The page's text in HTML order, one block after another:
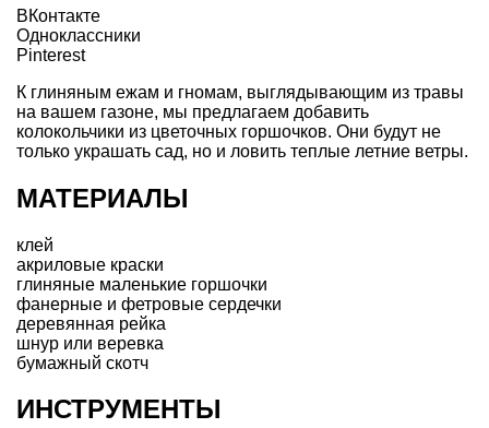
ВКонтакте
Одноклассники
Pinterest
К глиняным ежам и гномам, выглядывающим из травы
на вашем газоне, мы предлагаем добавить
колокольчики из цветочных горшочков. Они будут не
только украшать сад, но и ловить теплые летние ветры.
МАТЕРИАЛЫ
клей
акриловые краски
глиняные маленькие горшочки
фанерные и фетровые сердечки
деревянная рейка
шнур или веревка
бумажный скотч
ИНСТРУМЕНТЫ